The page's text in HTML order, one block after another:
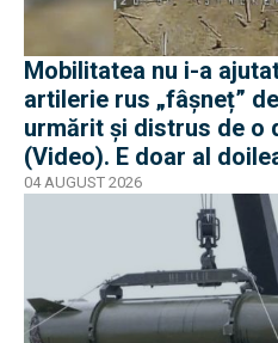
Mobilitatea nu i-a
artilerie rus „fâșneț”
urmărit și distrus de o
(Video). E doar al
război
04 AUGUST 2026